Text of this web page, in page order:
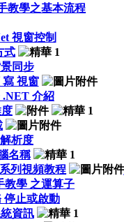
教學之基本流程
視窗控制
式
同步
視窗
.NET 介紹
析度
名稱
列視頻教程
教學 之運算子
停止或啟動
資訊